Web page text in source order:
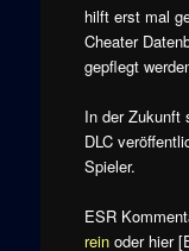
hilft erst mal
Cheater
gepflegt
In der Zukunft
DLC
Spieler.
ESR
reinoder hier